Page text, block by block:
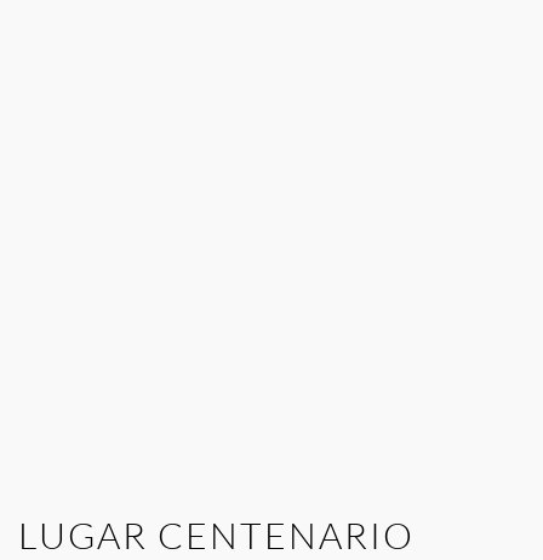
LUGAR CENTENARIO